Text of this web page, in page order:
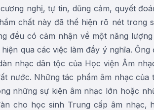
nghị, tự tin, dũng cảm, quyết
chất này đã thể hiện rõ nét trong
đều có cảm nhận về một năng
qua các việc làm đầy ý nghĩa.
nhạc dân tộc của Học viện Âm
nước. Những tác phẩm âm nhạc của
những sự kiện âm nhạc lớn hoặc
cho học sinh Trung cấp âm nhạc,